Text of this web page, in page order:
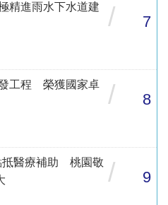
精進雨水下水道建
/ 7
工程 榮獲國家卓
/ 8
抵醫療補助 桃園敬 / 9